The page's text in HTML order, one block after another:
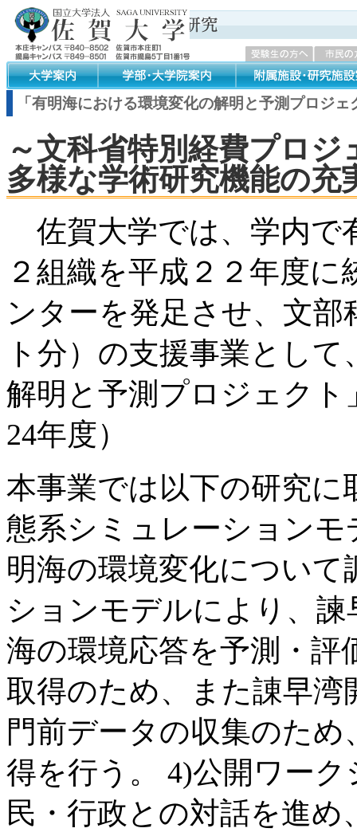
「有明海における環境変化の解明と予測プロジェ
～文科省特別経費プロ
多様な学術研究機能の充
佐賀大学では、学内で
２組織を平成２２年度
ンターを発足させ、文
ト分）の支援事業とし
解明と予測プロジェクト
24年度）
本事業では以下の研究に
態系シミュレーション
明海の環境変化につい
ションモデルにより、
海の環境応答を予測・評
取得のため、また諌早
門前データの収集のた
得を行う。 4)公開ワー
民・行政との対話を進